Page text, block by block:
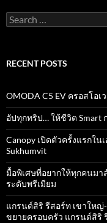
Search
for:
RECENT POSTS
OMODA C5 EV ครอสโอเ
อัปทุกทริป… ให้ชีวิต Smart
Canopy เปิดตัวครั้งแรกใน
Sukhumvit
มื้อพิเศษที่อยากให้ทุกคนมา
ระดับพรีเมียม
แกรนด์สิริ​ รีสอร์ท​ เขาใหญ่​
ขยายครอบครัว แกรนด์สิริ